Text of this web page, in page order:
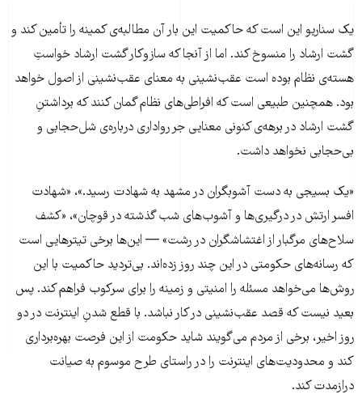
یک سناریو این است که حاکمیت این بار آن مطالبه‌ی کمینه را تأمین کند و
گشت ارشاد را منسوخ کند. اما از آنجا که سازوکار گشت ارشاد خواستِ
هسته‌ی نظام بوده است عقب‌نشینی به معنای عقب‌نشینی از اصول خواهد
بود. همچنین طبیعی است که افراطی‌های نظام گمان کنند که برداشتنِ
گشت ارشاد در برهه‌ی کنونی معنایی جر رواداری درباره‌ی شل‌حجابی و
بی‌حجابی نخواهد داشت.
«یک بسیجی به دست آشوبگران در مشهد به شهادت رسید.»، «شهادت
افسر ارتش در درگیری‌ها و آشوب‌های شب گذشته در قوچان»، «کشف
سلاح‌های مرگبار از اغتشاشگران در رشت» — این‌ها برخی تیترهایی است
که رسانه‌های حکومتی در این چند روز زده‌اند. بی‌تردید حاکمیت با این
روش‌ها می‌خواهد مسئله را امنیتی و زمینه را برای سرکوب فراهم کند. پس
بعید نیست که قصد عقب‌نشینی در کار نباشد. با قطع شدنِ اینترنت در دو
روز اخیر، برخی از مردم می‌گویند شاید حکومت از این فرصت بهره‌برداری
کند و محدودیت‌های اینترنت را در راستای طرح موسوم به صیانت
درازمدت کند.